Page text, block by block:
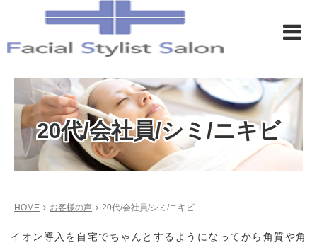
20代/会社員/シミ/ニキビ
HOME お客様の声 20代/会社員/シミ/ニキビ
イオン導入を自宅でちゃんとするようになってから角質や角